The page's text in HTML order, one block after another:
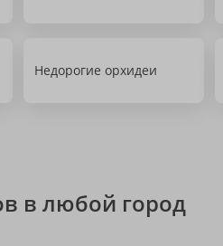
Недорогие орхидеи
в любой город